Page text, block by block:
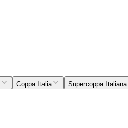
Coppa Italia Supercoppa Italiana